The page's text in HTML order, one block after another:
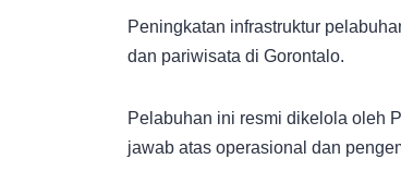
Peningkatan infrastruktur
dan pariwisata di Gorontalo.
Pelabuhan ini resmi dikelola oleh
jawab atas operasional dan